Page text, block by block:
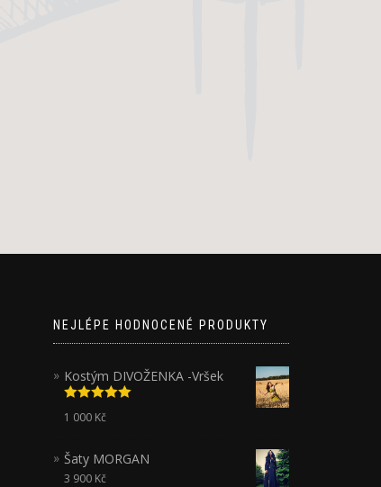
NEJLÉPE HODNOCENÉ PRODUKTY
Kostým DIVOŽENKA -Vršek
Hodnocení
5.00z 5
1 000 Kč
Šaty MORGAN
3 900 Kč